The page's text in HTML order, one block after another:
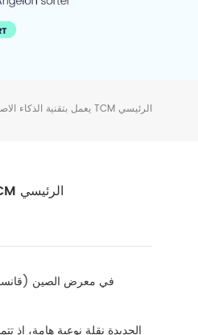
شركة أنجيلون تكشف النقاب عن جهاز فرز ثوري من سلسلة T يعمل بتقنية الذكاء الاصطناعي في معرض TCM الرئيسي
شركة أنجيلون تكشف النقاب عن جهاز فرز ثوري من سلسلة T يعمل بتقنية الذكاء الاصطناعي في معرض TCM الرئيسي